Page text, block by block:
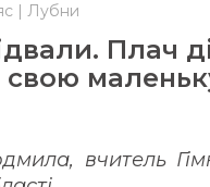
| Лубни
Плач
вчитель